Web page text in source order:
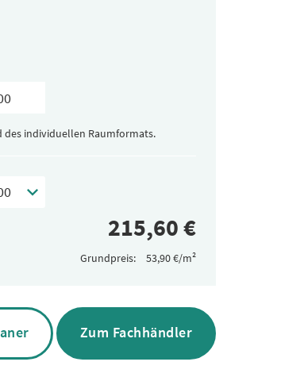
des individuellen Raumformats.
Grundpreis:
Zum Fachhändler